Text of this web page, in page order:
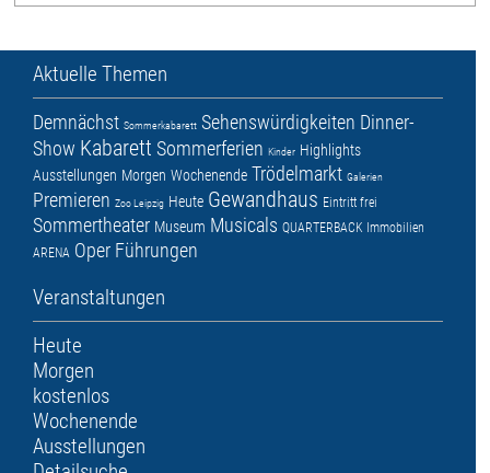
Aktuelle Themen
Demnächst Sommerkabarett Sehenswürdigkeiten Dinner-
Show Kabarett Sommerferien Kinder Highlights
Ausstellungen Morgen Wochenende Trödelmarkt Galerien
Premieren Zoo Leipzig Heute Gewandhaus Eintritt frei
Sommertheater Museum Musicals QUARTERBACK Immobilien
ARENA Oper Führungen
Veranstaltungen
Heute
Morgen
kostenlos
Wochenende
Ausstellungen